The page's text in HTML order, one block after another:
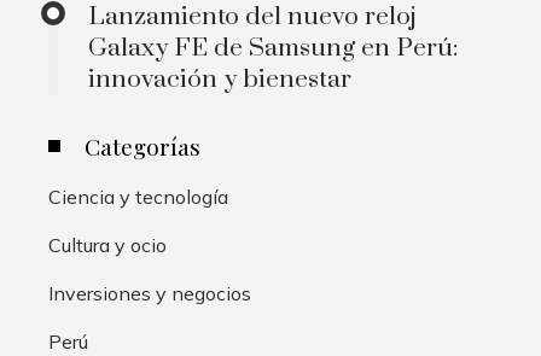
Lanzamiento del nuevo reloj
Galaxy FE de Samsung en Perú:
innovación y bienestar
Categorías
Ciencia y tecnología
Cultura y ocio
Inversiones y negocios
Perú